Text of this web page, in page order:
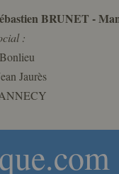
BRUNET -
:
Jaurès